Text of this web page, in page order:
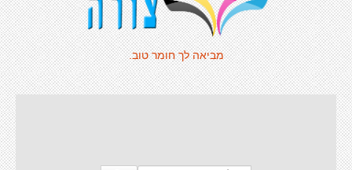
מביאה לך חומר טוב.